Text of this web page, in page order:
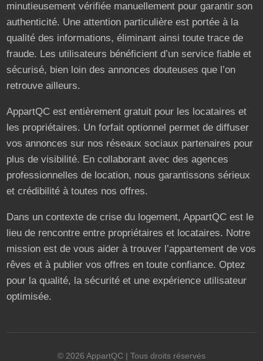
minutieusement vérifiée manuellement pour garantir son
authenticité. Une attention particulière est portée à la
qualité des informations, éliminant ainsi toute trace de
fraude. Les utilisateurs bénéficient d’un service fiable et
sécurisé, bien loin des annonces douteuses que l’on
retrouve ailleurs.
AppartQC est entièrement gratuit pour les locataires et
les propriétaires. Un forfait optionnel permet de diffuser
vos annonces sur nos réseaux sociaux partenaires pour
plus de visibilité. En collaborant avec des agences
professionnelles de location, nous garantissons sérieux
et crédibilité à toutes nos offres.
Dans un contexte de crise du logement, AppartQC est le
lieu de rencontre entre propriétaires et locataires. Notre
mission est de vous aider à trouver l’appartement de vos
rêves et à publier vos offres en toute confiance. Optez
pour la qualité, la sécurité et une expérience utilisateur
optimisée.
© 2026 AppartQC | Tous droits réservés